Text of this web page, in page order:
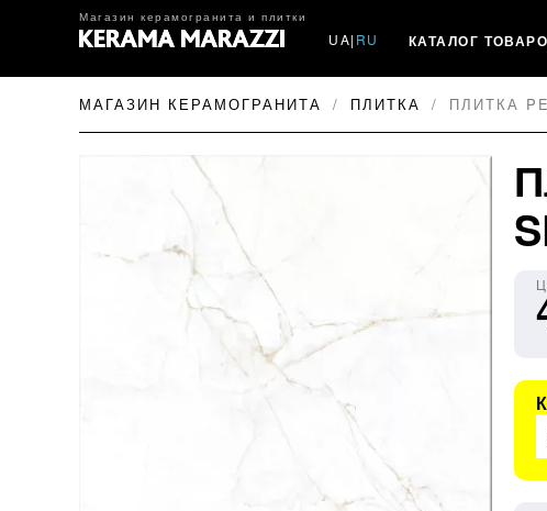
Магазин керамогранита и плитки
UA| RU КАТАЛОГ
МАГАЗИН КЕРАМОГРАНИТА ПЛИТКА ПЛИТКА